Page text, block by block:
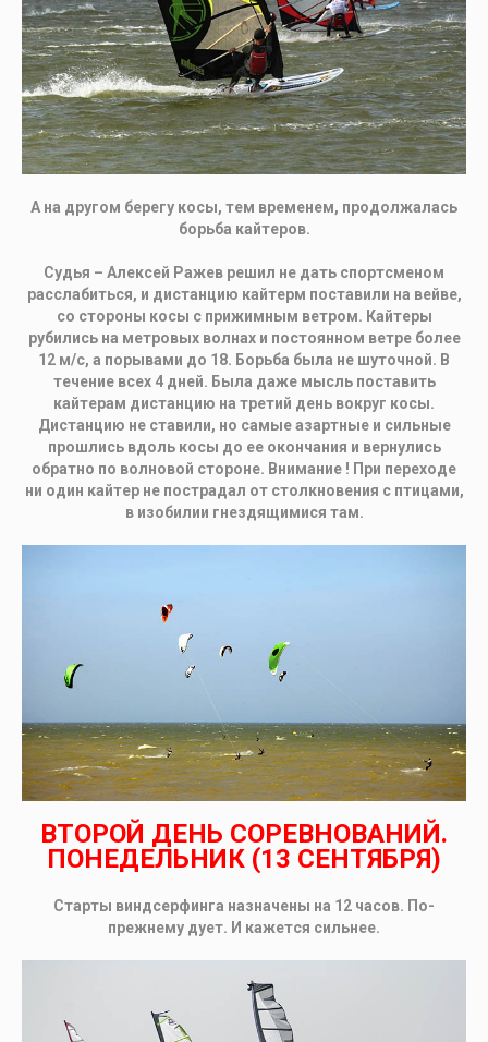
А на другом берегу косы, тем временем, продолжалась
борьба кайтеров.
Судья – Алексей Ражев решил не дать спортсменом
расслабиться, и дистанцию кайтерм поставили на вейве,
со стороны косы с прижимным ветром. Кайтеры
рубились на метровых волнах и постоянном ветре более
12 м/с, а порывами до 18. Борьба была не шуточной. В
течение всех 4 дней. Была даже мысль поставить
кайтерам дистанцию на третий день вокруг косы.
Дистанцию не ставили, но самые азартные и сильные
прошлись вдоль косы до ее окончания и вернулись
обратно по волновой стороне. Внимание ! При переходе
ни один кайтер не пострадал от столкновения с птицами,
в изобилии гнездящимися там.
ВТОРОЙ ДЕНЬ СОРЕВНОВАНИЙ.
ПОНЕДЕЛЬНИК (13 СЕНТЯБРЯ)
Старты виндсерфинга назначены на 12 часов. По-
прежнему дует. И кажется сильнее.